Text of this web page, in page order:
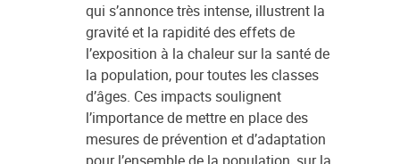
qui s’annonce très intense, illustrent la
gravité et la rapidité des effets de
l’exposition à la chaleur sur la santé de
la population, pour toutes les classes
d’âges. Ces impacts soulignent
l’importance de mettre en place des
mesures de prévention et d’adaptation